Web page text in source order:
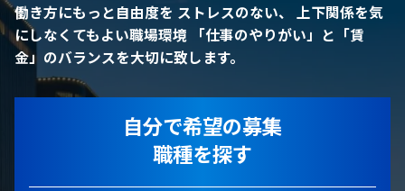
働き方にもっと自由度を ストレスのない、 上下関係を気
にしなくてもよい職場環境 「仕事のやりがい」と「賃
金」のバランスを大切に致します。
自分で希望の募集
職種を探す